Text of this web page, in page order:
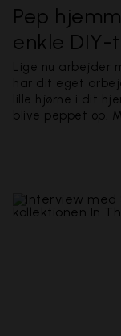
Pep
enkle DIY-
Lige nu arbejder
har dit eget
lille hjørne i dit
blive peppet op.
hjemmekontor